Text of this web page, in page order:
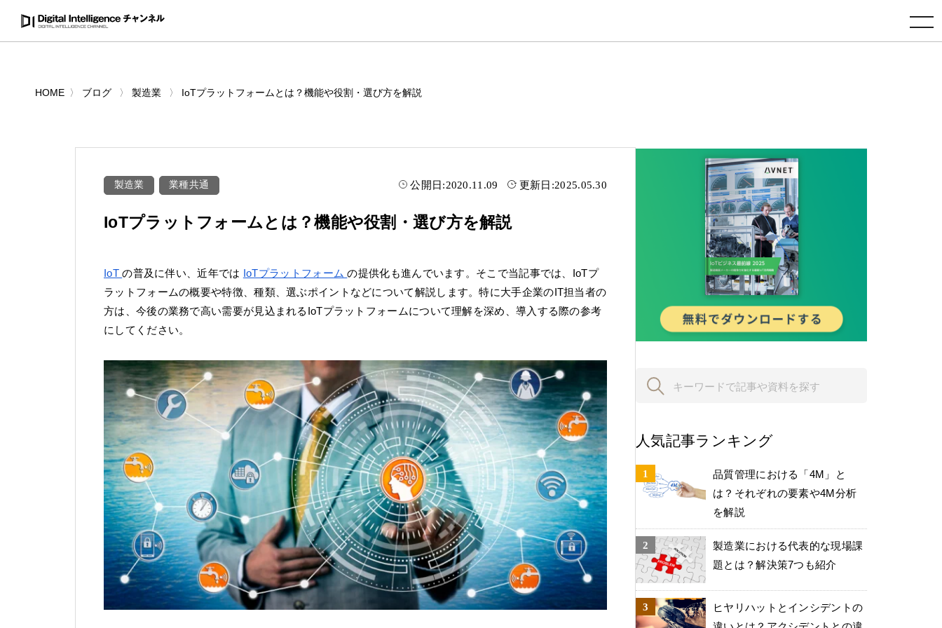
toggle navigation
HOME ブログ 製造業 IoTプラットフォームとは？機能や役割・選び方を解説
製造業 業種共通 公開日:2020.11.09 更新日:2025.05.30
IoTプラットフォームとは？機能や役割・選び方を解説
IoTの普及に伴い、近年では IoTプラットフォームの提供化も進んでいます。そこで当記事では、IoTプ
ラットフォームの概要や特徴、種類、選ぶポイントなどについて解説します。特に大手企業のIT担当者の
方は、今後の業務で高い需要が見込まれるIoTプラットフォームについて理解を深め、導入する際の参考
にしてください。
人気記事ランキング
品質管理における「4M」と
は？それぞれの要素や4M分析
を解説
製造業における代表的な現場課
題とは？解決策7つも紹介
ヒヤリハットとインシデントの